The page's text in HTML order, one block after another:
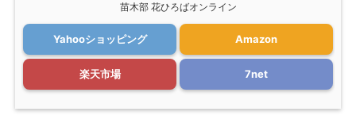
苗木部 花ひろばオンライン
Yahooショッピング Amazon
楽天市場 7net